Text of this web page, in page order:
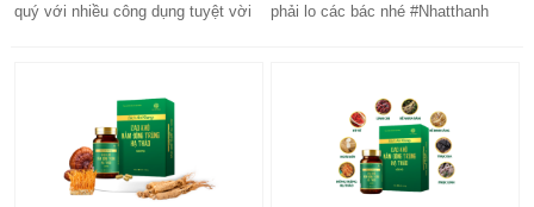
quý với nhiều công dụng tuyệt vời
phải lo các bác nhé #Nhatthanh
#khoetubentrong #nhatthanhbak